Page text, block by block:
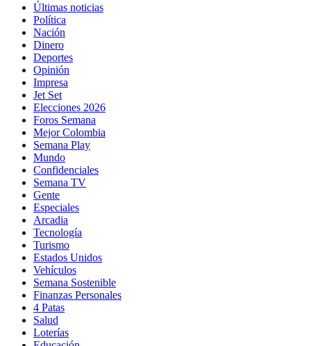
Últimas noticias
Política
Nación
Dinero
Deportes
Opinión
Impresa
Jet Set
Elecciones 2026
Foros Semana
Mejor Colombia
Semana Play
Mundo
Confidenciales
Semana TV
Gente
Especiales
Arcadia
Tecnología
Turismo
Estados Unidos
Vehículos
Semana Sostenible
Finanzas Personales
4 Patas
Salud
Loterías